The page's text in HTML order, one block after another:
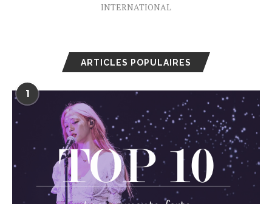
INTERNATIONAL
ARTICLES POPULAIRES
1